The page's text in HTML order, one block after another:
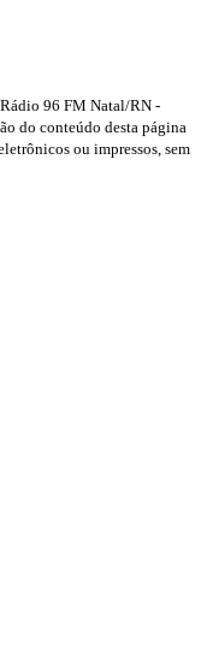
96 FM Natal/RN -
do conteúdo desta página
ou impressos, sem